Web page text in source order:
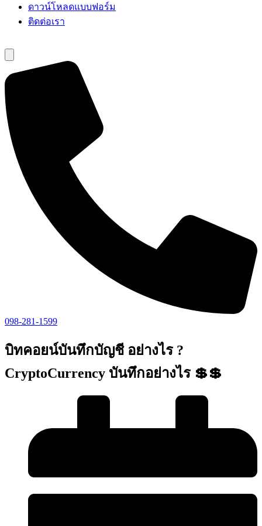
ดาวน์โหลดแบบฟอร์ม
ติดต่อเรา
098-281-1599
บิทคอยน์บันทึกบัญชี อย่างไร ?
CryptoCurrency บันทึกอย่างไร 💲💲